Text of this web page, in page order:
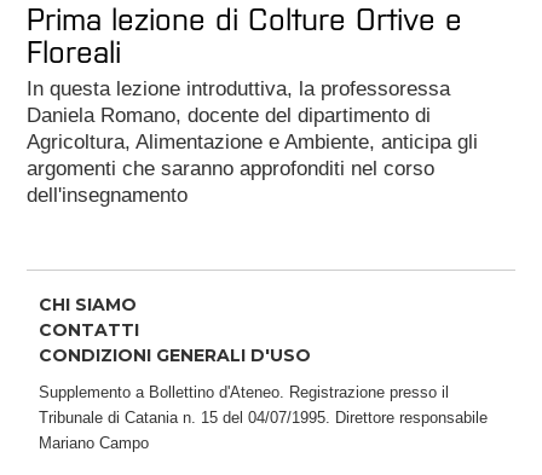
Prima lezione di Colture Ortive e
Floreali
In questa lezione introduttiva, la professoressa
Daniela Romano, docente del dipartimento di
Agricoltura, Alimentazione e Ambiente, anticipa gli
argomenti che saranno approfonditi nel corso
dell'insegnamento
CHI SIAMO
CONTATTI
CONDIZIONI GENERALI D'USO
Supplemento a Bollettino d'Ateneo. Registrazione presso il
Tribunale di Catania n. 15 del 04/07/1995. Direttore responsabile
Mariano Campo